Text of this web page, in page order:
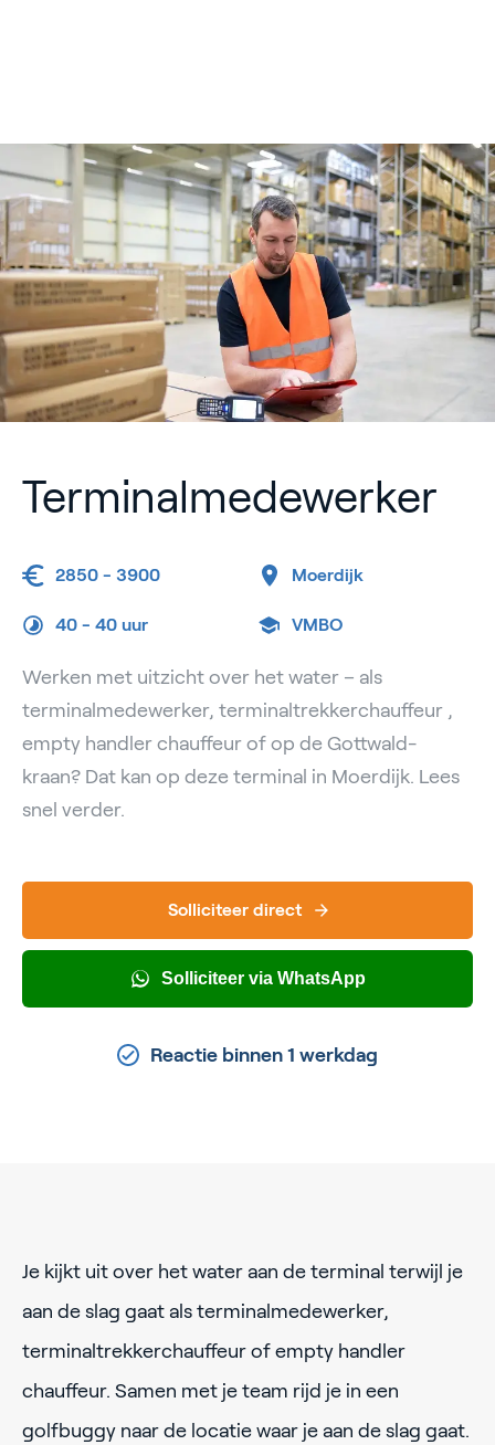
Terminalmedewerker
2850 - 3900 Moerdijk
40 - 40 uur VMBO
Werken met uitzicht over het water – als
terminalmedewerker, terminaltrekkerchauffeur ,
empty handler chauffeur of op de Gottwald-
kraan? Dat kan op deze terminal in Moerdijk. Lees
snel verder.
Solliciteer direct
Solliciteer via WhatsApp
Reactie binnen 1 werkdag
Je kijkt uit over het water aan de terminal terwijl je
aan de slag gaat als terminalmedewerker,
terminaltrekkerchauffeur of empty handler
chauffeur. Samen met je team rijd je in een
golfbuggy naar de locatie waar je aan de slag gaat.